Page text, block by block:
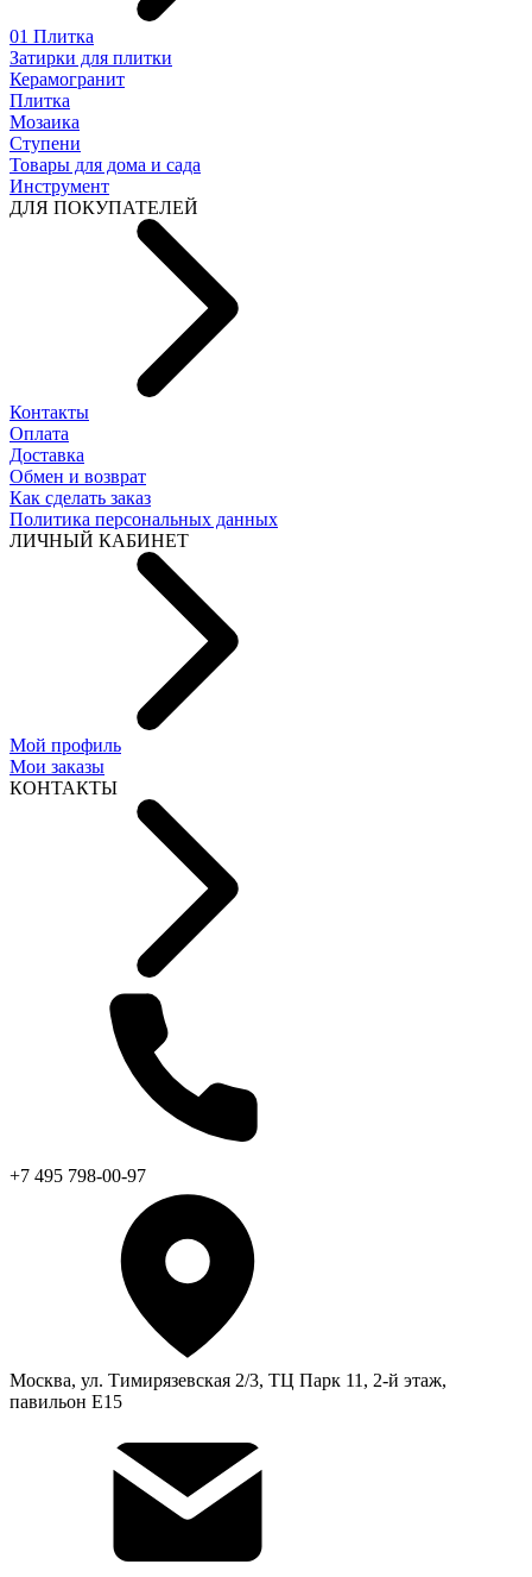
01 Плитка
Затирки для плитки
Керамогранит
Плитка
Мозаика
Ступени
Товары для дома и сада
Инструмент
ДЛЯ ПОКУПАТЕЛЕЙ
Контакты
Оплата
Доставка
Обмен и возврат
Как сделать заказ
Политика персональных данных
ЛИЧНЫЙ КАБИНЕТ
Мой профиль
Мои заказы
КОНТАКТЫ
+7 495 798-00-97
Москва, ул. Тимирязевская 2/3, ТЦ Парк 11, 2-й этаж,
павильон Е15